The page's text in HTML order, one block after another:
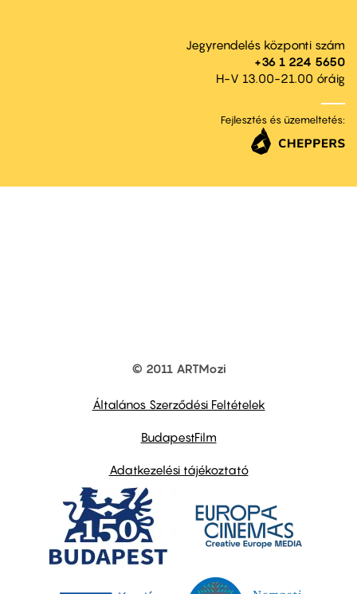
Jegyrendelés központi szám
+36 1 224 5650
H-V 13.00-21.00 óráig
Fejlesztés és üzemeltetés:
© 2011 ARTMozi
Általános Szerződési Feltételek
BudapestFilm
Adatkezelési tájékoztató